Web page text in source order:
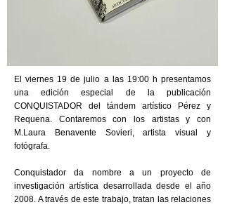
El viernes 19 de julio a las 19:00 h presentamos
una edición especial de la publicación
CONQUISTADOR del tándem artístico Pérez y
Requena. Contaremos con los artistas y con
M.Laura Benavente Sovieri, artista visual y
fotógrafa.
Conquistador da nombre a un proyecto de
investigación artística desarrollada desde el año
2008. A través de este trabajo, tratan las relaciones